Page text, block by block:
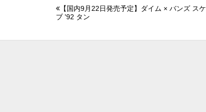
【国内9月22日発売予定】ダイム × バンズ ス
ブ '92 タン